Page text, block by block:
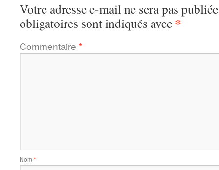
Votre adresse e-mail ne sera pas
obligatoires sont indiqués avec *
Commentaire *
Nom *